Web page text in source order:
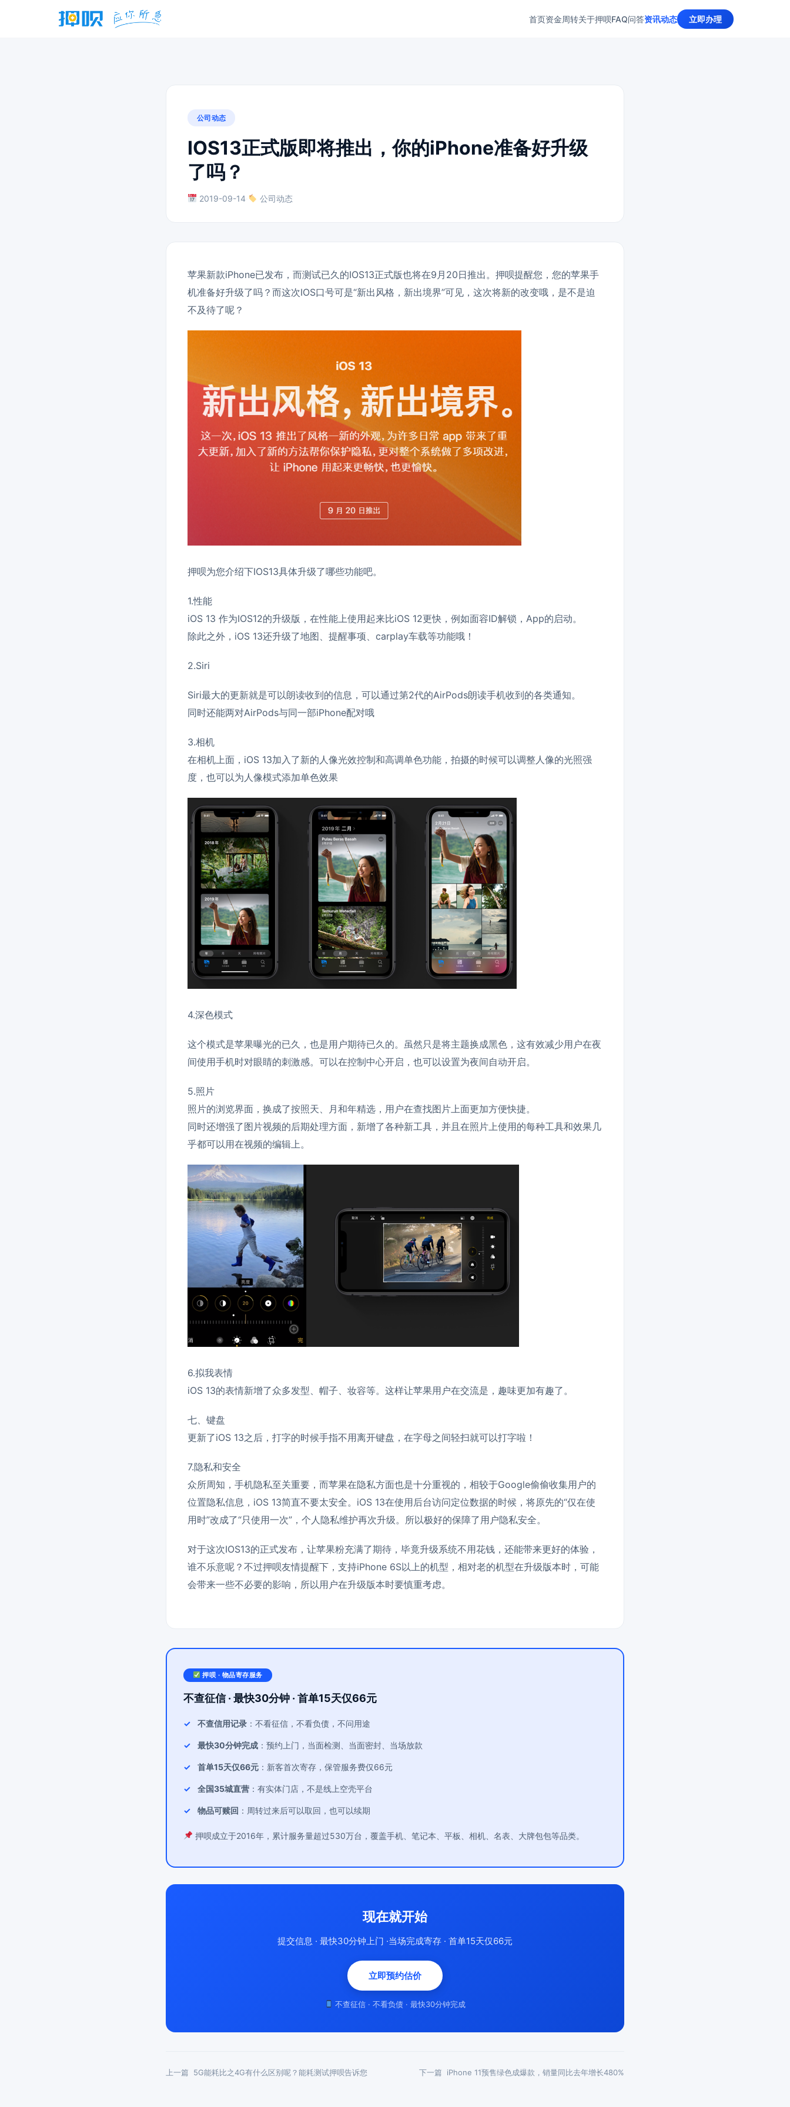
首页资金周转关于押呗FAQ问答资讯动态 立即办理
公司动态
IOS13正式版即将推出，你的iPhone准备好升级
了吗？
2019-09-14 公司动态
苹果新款iPhone已发布，而测试已久的IOS13正式版也将在9月20日推出。押呗提醒您，您的苹果手
机准备好升级了吗？而这次IOS口号可是“新出风格，新出境界”可见，这次将新的改变哦，是不是迫
不及待了呢？
押呗为您介绍下IOS13具体升级了哪些功能吧。
1.性能
iOS 13 作为IOS12的升级版，在性能上使用起来比iOS 12更快，例如面容ID解锁，App的启动。
除此之外，iOS 13还升级了地图、提醒事项、carplay车载等功能哦！
2.Siri
Siri最大的更新就是可以朗读收到的信息，可以通过第2代的AirPods朗读手机收到的各类通知。
同时还能两对AirPods与同一部iPhone配对哦
3.相机
在相机上面，iOS 13加入了新的人像光效控制和高调单色功能，拍摄的时候可以调整人像的光照强
度，也可以为人像模式添加单色效果
4.深色模式
这个模式是苹果曝光的已久，也是用户期待已久的。虽然只是将主题换成黑色，这有效减少用户在夜
间使用手机时对眼睛的刺激感。可以在控制中心开启，也可以设置为夜间自动开启。
5.照片
照片的浏览界面，换成了按照天、月和年精选，用户在查找图片上面更加方便快捷。
同时还增强了图片视频的后期处理方面，新增了各种新工具，并且在照片上使用的每种工具和效果几
乎都可以用在视频的编辑上。
6.拟我表情
iOS 13的表情新增了众多发型、帽子、妆容等。这样让苹果用户在交流是，趣味更加有趣了。
七、键盘
更新了iOS 13之后，打字的时候手指不用离开键盘，在字母之间轻扫就可以打字啦！
7.隐私和安全
众所周知，手机隐私至关重要，而苹果在隐私方面也是十分重视的，相较于Google偷偷收集用户的
位置隐私信息，iOS 13简直不要太安全。iOS 13在使用后台访问定位数据的时候，将原先的“仅在使
用时”改成了“只使用一次”，个人隐私维护再次升级。所以极好的保障了用户隐私安全。
对于这次IOS13的正式发布，让苹果粉充满了期待，毕竟升级系统不用花钱，还能带来更好的体验，
谁不乐意呢？不过押呗友情提醒下，支持iPhone 6S以上的机型，相对老的机型在升级版本时，可能
会带来一些不必要的影响，所以用户在升级版本时要慎重考虑。
押呗 · 物品寄存服务
不查征信 · 最快30分钟 · 首单15天仅66元
不查信用记录 ：不看征信，不看负债，不问用途
最快30分钟完成 ：预约上门，当面检测、当面密封、当场放款
首单15天仅66元 ：新客首次寄存，保管服务费仅66元
全国35城直营 ：有实体门店，不是线上空壳平台
物品可赎回 ：周转过来后可以取回，也可以续期
押呗成立于2016年，累计服务量超过530万台，覆盖手机、笔记本、平板、相机、名表、大牌包包等品类。
现在就开始
提交信息 · 最快30分钟上门 ·当场完成寄存 · 首单15天仅66元
立即预约估价
不查征信 · 不看负债 · 最快30分钟完成
上一篇 5G能耗比之4G有什么区别呢？能耗测试押呗告诉您 下一篇 iPhone 11预售绿色成爆款，销量同比去年增长480%